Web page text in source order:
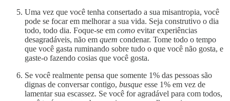
Uma vez que você tenha consertado a sua misantropia, você
pode se focar em melhorar a sua vida. Seja construtivo o dia
todo, todo dia. Foque-se em como evitar experiências
desagradáveis, não em quem condenar. Tome todo o tempo
que você gasta ruminando sobre tudo o que você não gosta, e
gaste-o fazendo cosias que você gosta.
Se você realmente pensa que somente 1% das pessoas são
dignas de conversar contigo, busque esse 1% em vez de
lamentar sua escassez. Se você for agradável para com todos,